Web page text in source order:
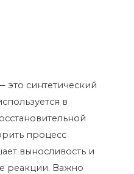
синтетический
в
процесс
выносливость и
реакции. Важно